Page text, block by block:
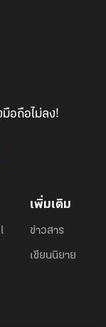
อถือไม่ลง!
เพิ่มเติม
ข่าวสาร
เขียนนิยาย